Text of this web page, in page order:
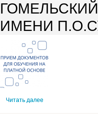
ИМЕНИ
Читать далее